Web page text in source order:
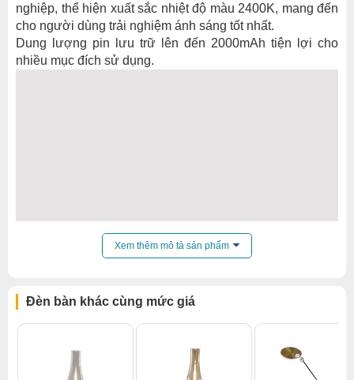
nghiệp, thể hiện xuất sắc nhiệt độ màu 2400K, mang đến
cho người dùng trải nghiệm ánh sáng tốt nhất.
Dung lượng pin lưu trữ lên đến 2000mAh tiện lợi cho
nhiều mục đích sử dụng.
Xem thêm mô tả sản phẩm
Đèn bàn khác cùng mức giá